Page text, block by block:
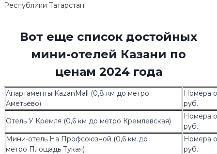
Республики Татарстан!
Вот еще список достойных
мини-отелей Казани по
ценам 2024 года
Апартаменты KazanMall (0,8 км до метро
Аметьево)
Номера
руб.
Отель У Кремля (0,6 км до метро Кремлевская)
Номера
руб.
Мини-отель На Профсоюзной (0,6 км до
метро Площадь Тукая)
Номера
руб.